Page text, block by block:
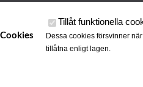
Cookies
Tillåt funktionella
Dessa cookies försvinner
tillåtna enligt lagen.